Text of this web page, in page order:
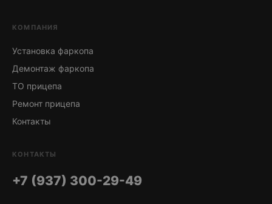
КОМПАНИЯ
Установка фаркопа
Демонтаж фаркопа
ТО прицепа
Ремонт прицепа
Контакты
КОНТАКТЫ
+7 (937) 300-29-49